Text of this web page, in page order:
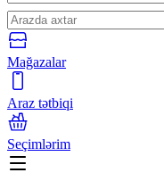
Mağazalar
Araz tətbiqi
Seçimlərim